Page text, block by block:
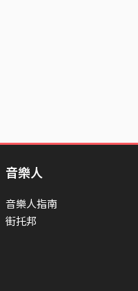
音樂人
音樂人指南
街托邦